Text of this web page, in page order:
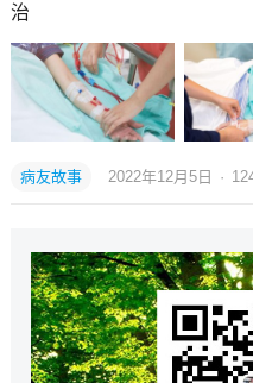
治
病友故事 2022年12月5日 ·